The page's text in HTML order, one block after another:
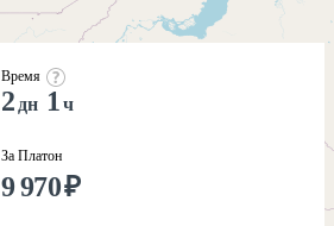
Время
2 дн 1 ч
За Платон
9 970₽